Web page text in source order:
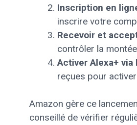
Inscription en
inscrire votre
Recevoir et
contrôler la
Activer Alexa+ via
reçues pour
Amazon gère ce
conseillé de vérifier